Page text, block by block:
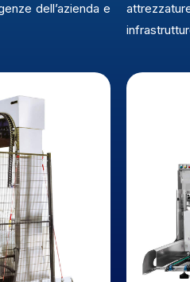
dell’azienda e